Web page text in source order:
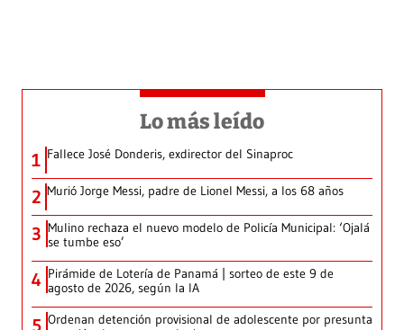
Lo más leído
1 Fallece José Donderis, exdirector del Sinaproc
2 Murió Jorge Messi, padre de Lionel Messi, a los 68 años
3 Mulino rechaza el nuevo modelo de Policía Municipal: ‘Ojalá
se tumbe eso’
4 Pirámide de Lotería de Panamá | sorteo de este 9 de
agosto de 2026, según la IA
5 Ordenan detención provisional de adolescente por presunta